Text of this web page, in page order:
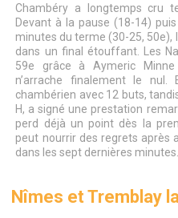
Chambéry a longtemps cru
Devant à la pause (18-14)
minutes du terme (30-25, 50e),
dans un final étouffant. Les
59e grâce à Aymeric
n’arrache finalement le nul.
chambérien avec 12 buts,
H, a signé une prestation
perd déjà un point dès la
peut nourrir des regrets après
dans les sept dernières minutes.
Nîmes et Tremblay